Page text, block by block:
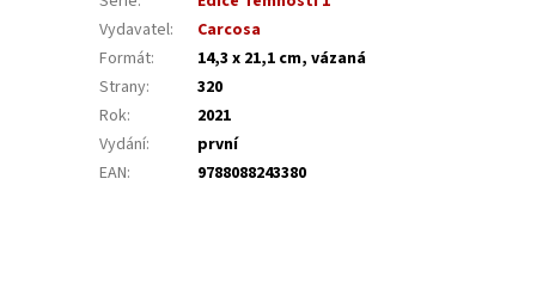
Vydavatel:
Carcosa
Formát:
14,3 x 21,1 cm, vázaná
Strany:
320
Rok:
2021
Vydání:
první
EAN: 9788088243380